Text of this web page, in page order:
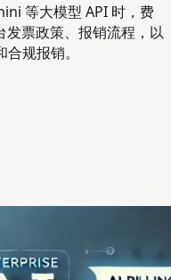
等大模型 API 时，费
发票政策、报销流程，以
规报销。